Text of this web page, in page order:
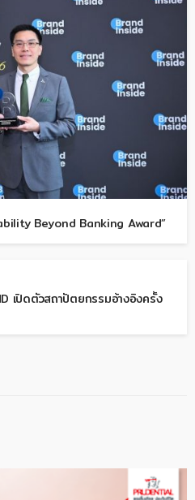
Beyond Banking Award”
เปิดตัวสถาปัตยกรรมอ้างอิงครั้ง